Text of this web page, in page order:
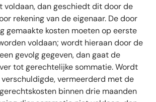
voldaan, dan geschiedt dit door de
rekening van de eigenaar. De door
gemaakte kosten moeten op eerste
voldaan; wordt hieraan door de
gevolg gegeven, dan gaat de
tot gerechtelijke sommatie. Wordt
vermeerderd met de
binnen drie maanden